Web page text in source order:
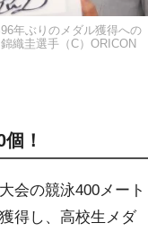
年ぶりのメダル獲得への
織圭選手（C）ORICON
！
会の競泳400メート
得し、高校生メダ